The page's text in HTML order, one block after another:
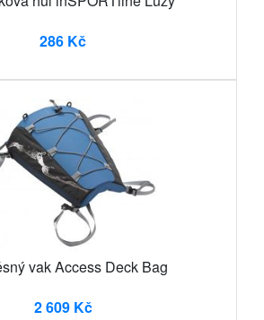
286 Kč
vak Access Deck Bag
2 609 Kč